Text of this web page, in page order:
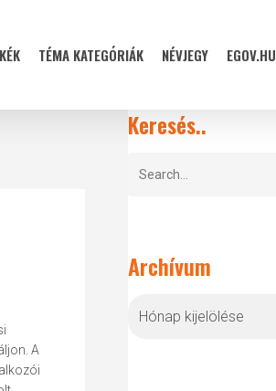
TÉMA KATEGÓRIÁK NÉVJEGY EGOV.HU
A
Keresés..
Archívum